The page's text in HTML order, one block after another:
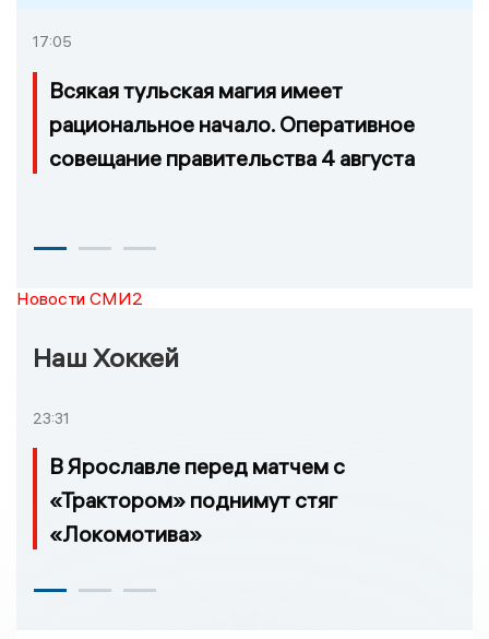
17:05
Всякая тульская магия имеет
рациональное начало. Оперативное
совещание правительства 4 августа
Новости СМИ2
Наш Хоккей
23:31
В Ярославле перед матчем с
«Трактором» поднимут стяг
«Локомотива»